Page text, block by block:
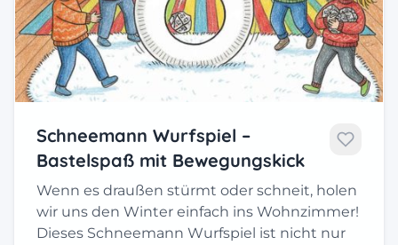
Schneemann Wurfspiel –
Bastelspaß mit Bewegungskick
Wenn es draußen stürmt oder schneit, holen
wir uns den Winter einfach ins Wohnzimmer!
Dieses Schneemann Wurfspiel ist nicht nur